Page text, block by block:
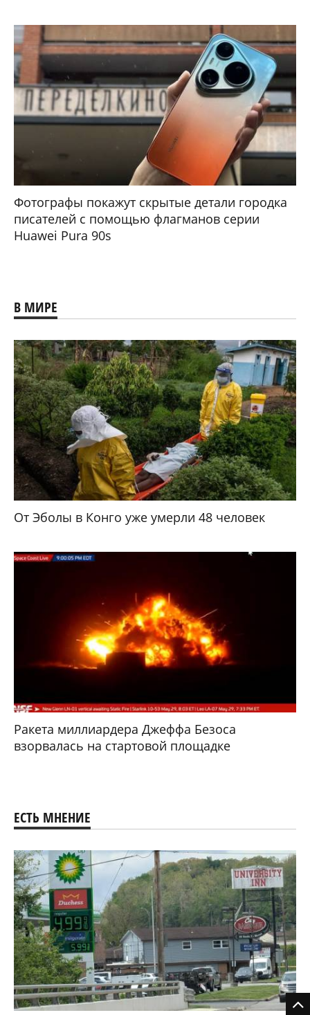
Фотографы покажут скрытые детали городка
писателей с помощью флагманов серии
Huawei Pura 90s
В МИРЕ
От Эболы в Конго уже умерли 48 человек
Ракета миллиардера Джеффа Безоса
взорвалась на стартовой площадке
ЕСТЬ МНЕНИЕ